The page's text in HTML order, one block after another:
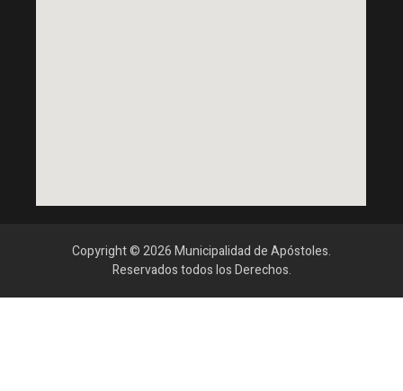
Copyright © 2026 Municipalidad de Apóstoles.
Reservados todos los Derechos.